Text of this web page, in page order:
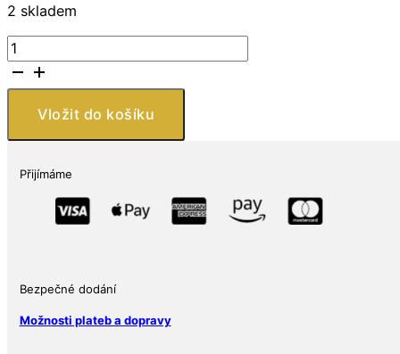
2 skladem
Austrálie
–
stříbrná
investiční
oz
Ptakopysk
(Platypus)
Perth
Mint
množství
Vložit do košíku
Přijímáme
Bezpečné dodání
Možnosti plateb a dopravy